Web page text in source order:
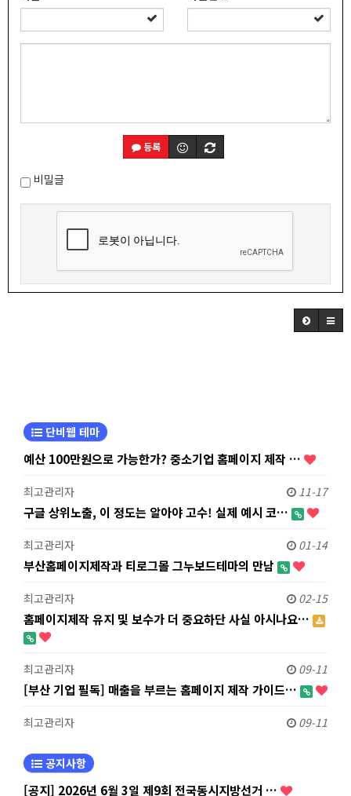
등록
비밀글
단비웹 테마
예산 100만원으로 가능한가? 중소기업 홈페이지 제작 …
최고관리자 11-17
구글 상위노출, 이 정도는 알아야 고수! 실제 예시 코…
최고관리자 01-14
부산홈페이지제작과 티로그몰 그누보드테마의 만남
최고관리자 02-15
홈페이지제작 유지 및 보수가 더 중요하단 사실 아시나요…
최고관리자 09-11
[부산 기업 필독] 매출을 부르는 홈페이지 제작 가이드…
최고관리자 09-11
공지사항
[공지] 2026년 6월 3일 제9회 전국동시지방선거 …